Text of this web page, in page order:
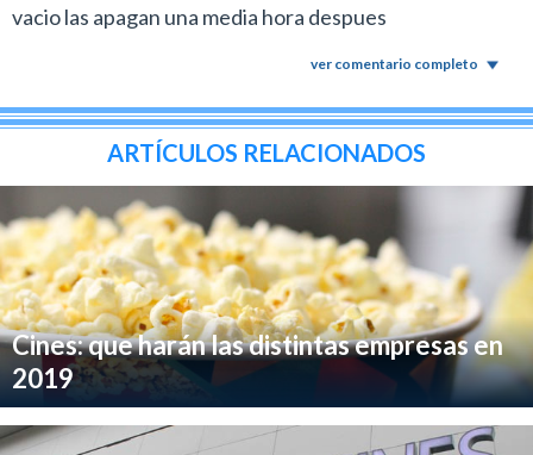
vacio las apagan una media hora despues
ver comentario completo
ARTÍCULOS RELACIONADOS
Cines: que harán las distintas empresas en
2019